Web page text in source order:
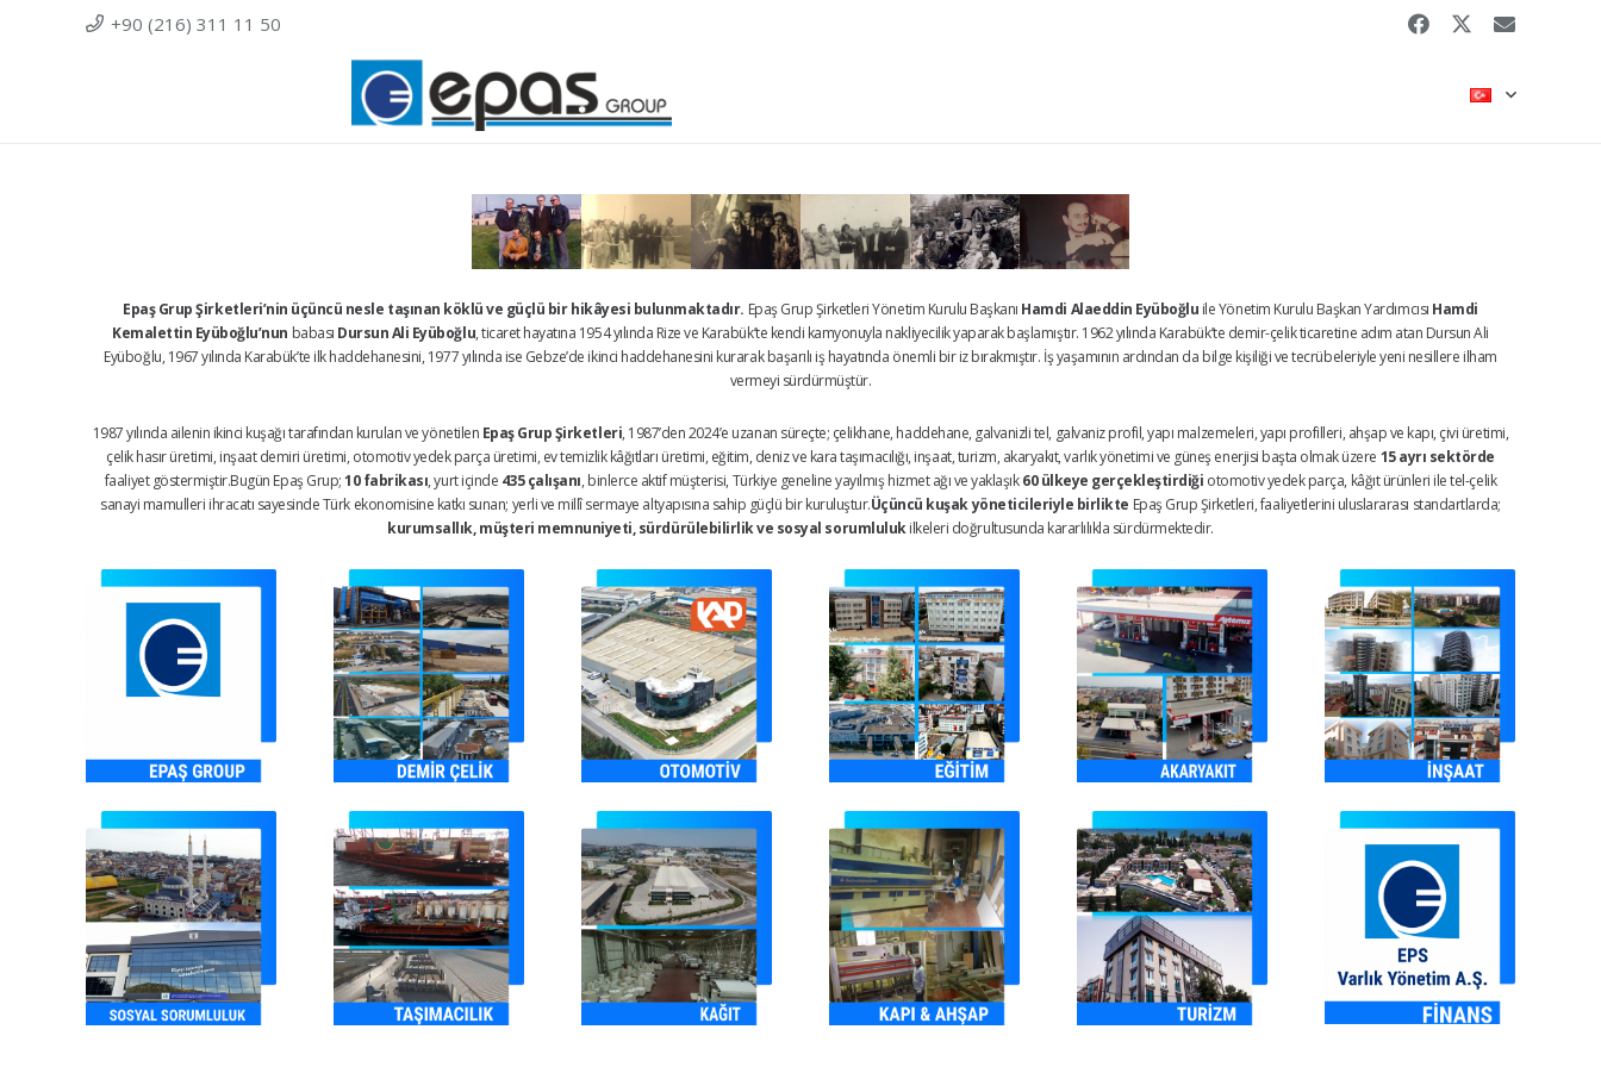
+90 (216) 311 11 50
Epaş Grup Şirketleri’nin üçüncü nesle taşınan köklü ve güçlü bir hikâyesi bulunmaktadır. Epaş Grup Şirketleri Yönetim Kurulu Başkanı Hamdi Alaeddin Eyüboğlu ile Yönetim Kurulu Başkan Yardımcısı Hamdi
Kemalettin Eyüboğlu’nun babası Dursun Ali Eyüboğlu, ticaret hayatına 1954 yılında Rize ve Karabük’te kendi kamyonuyla nakliyecilik yaparak başlamıştır. 1962 yılında Karabük’te demir-çelik ticaretine adım atan Dursun Ali
Eyüboğlu, 1967 yılında Karabük’te ilk haddehanesini, 1977 yılında ise Gebze’de ikinci haddehanesini kurarak başarılı iş hayatında önemli bir iz bırakmıştır. İş yaşamının ardından da bilge kişiliği ve tecrübeleriyle yeni nesillere ilham
vermeyi sürdürmüştür.
1987 yılında ailenin ikinci kuşağı tarafından kurulan ve yönetilen Epaş Grup Şirketleri, 1987’den 2024’e uzanan süreçte; çelikhane, haddehane, galvanizli tel, galvaniz profil, yapı malzemeleri, yapı profilleri, ahşap ve kapı, çivi üretimi,
çelik hasır üretimi, inşaat demiri üretimi, otomotiv yedek parça üretimi, ev temizlik kâğıtları üretimi, eğitim, deniz ve kara taşımacılığı, inşaat, turizm, akaryakıt, varlık yönetimi ve güneş enerjisi başta olmak üzere 15 ayrı sektörde
faaliyet göstermiştir.Bugün Epaş Grup;10 fabrikası, yurt içinde 435 çalışanı, binlerce aktif müşterisi, Türkiye geneline yayılmış hizmet ağı ve yaklaşık60 ülkeye gerçekleştirdiği otomotiv yedek parça, kâğıt ürünleri ile tel-çelik
sanayi mamulleri ihracatı sayesinde Türk ekonomisine katkı sunan; yerli ve millî sermaye altyapısına sahip güçlü bir kuruluştur.Üçüncü kuşak yöneticileriyle birlikte Epaş Grup Şirketleri, faaliyetlerini uluslararası standartlarda;
kurumsallık, müşteri memnuniyeti, sürdürülebilirlik ve sosyal sorumlulukilkeleri doğrultusunda kararlılıkla sürdürmektedir.